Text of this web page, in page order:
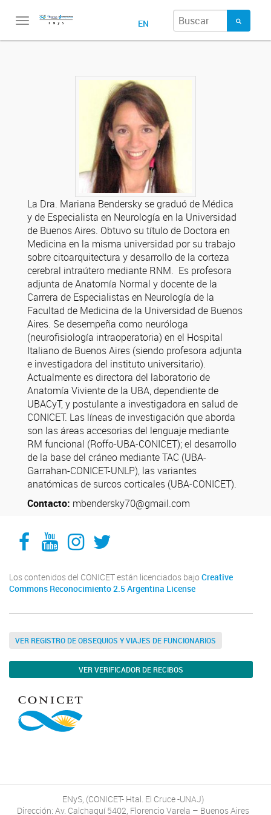
Toggle
EN
La Dra. Mariana Bendersky se graduó de Médica
y de Especialista en Neurología en la Universidad
de Buenos Aires. Obtuvo su título de Doctora en
Medicina en la misma universidad por su trabajo
sobre citoarquitectura y desarrollo de la corteza
cerebral intraútero mediante RNM. Es profesora
adjunta de Anatomía Normal y docente de la
Carrera de Especialistas en Neurología de la
Facultad de Medicina de la Universidad de Buenos
Aires. Se desempeña como neuróloga
(neurofisiología intraoperatoria) en el Hospital
Italiano de Buenos Aires (siendo profesora adjunta
e investigadora del instituto universitario).
Actualmente es directora del laboratorio de
Anatomía Viviente de la UBA, dependiente de
UBACyT, y postulante a investigadora en salud de
CONICET. Las líneas de investigación que aborda
son las áreas accesorias del lenguaje mediante
RM funcional (Roffo-UBA-CONICET); el desarrollo
de la base del cráneo mediante TAC (UBA-
Garrahan-CONICET-UNLP), las variantes
anatómicas de surcos corticales (UBA-CONICET).
Contacto: mbendersky70@gmail.com
Facebook
YouTube
Instagram
Twitter
Los contenidos del CONICET están licenciados bajo Creative
Commons Reconocimiento 2.5 Argentina License
VER REGISTRO DE OBSEQUIOS Y VIAJES DE FUNCIONARIOS
VER VERIFICADOR DE RECIBOS
ENyS, (CONICET- Htal. El Cruce -UNAJ)
Dirección: Av. Calchaquí 5402, Florencio Varela – Buenos Aires